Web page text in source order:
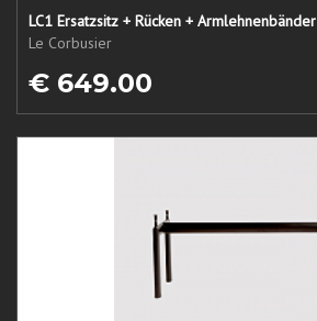
LC1 Ersatzsitz + Rücken + Armlehnenbänder
Le Corbusier
€ 649.00